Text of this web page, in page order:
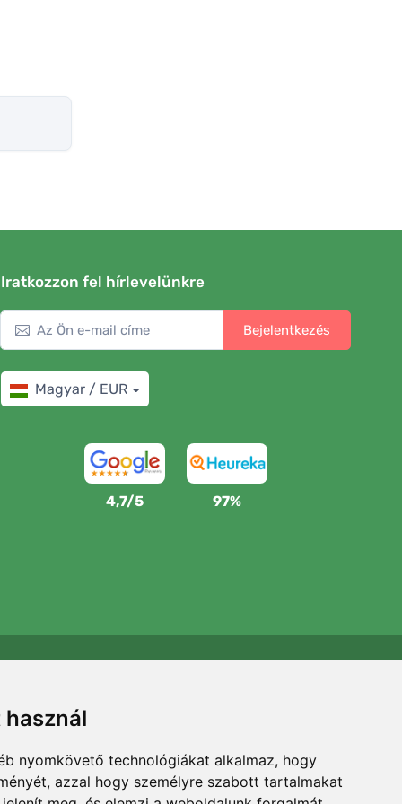
nyomkövető technológiákat alkalmaz, hogy
azzal hogy személyre szabott tartalmakat
Iratkozzon fel hírlevelünkre
Bejelentkezés
Magyar / EUR
4,7/5 97%
Minden megrendelésért ültetünk egy fát! Bővebben
Rólunk.